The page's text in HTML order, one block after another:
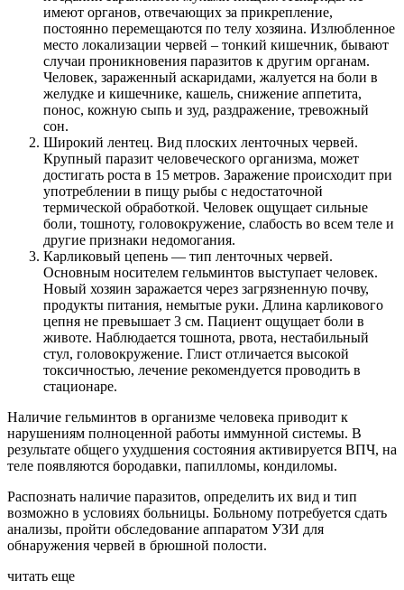
имеют органов, отвечающих за прикрепление,
постоянно перемещаются по телу хозяина. Излюбленное
место локализации червей – тонкий кишечник, бывают
случаи проникновения паразитов к другим органам.
Человек, зараженный аскаридами, жалуется на боли в
желудке и кишечнике, кашель, снижение аппетита,
понос, кожную сыпь и зуд, раздражение, тревожный
сон.
Широкий лентец. Вид плоских ленточных червей.
Крупный паразит человеческого организма, может
достигать роста в 15 метров. Заражение происходит при
употреблении в пищу рыбы с недостаточной
термической обработкой. Человек ощущает сильные
боли, тошноту, головокружение, слабость во всем теле и
другие признаки недомогания.
Карликовый цепень — тип ленточных червей.
Основным носителем гельминтов выступает человек.
Новый хозяин заражается через загрязненную почву,
продукты питания, немытые руки. Длина карликового
цепня не превышает 3 см. Пациент ощущает боли в
животе. Наблюдается тошнота, рвота, нестабильный
стул, головокружение. Глист отличается высокой
токсичностью, лечение рекомендуется проводить в
стационаре.
Наличие гельминтов в организме человека приводит к
нарушениям полноценной работы иммунной системы. В
результате общего ухудшения состояния активируется ВПЧ, на
теле появляются бородавки, папилломы, кондиломы.
Распознать наличие паразитов, определить их вид и тип
возможно в условиях больницы. Больному потребуется сдать
анализы, пройти обследование аппаратом УЗИ для
обнаружения червей в брюшной полости.
читать еще